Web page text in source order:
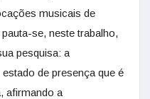
musicais de
se, neste trabalho,
pesquisa: a
de presença que é
afirmando a